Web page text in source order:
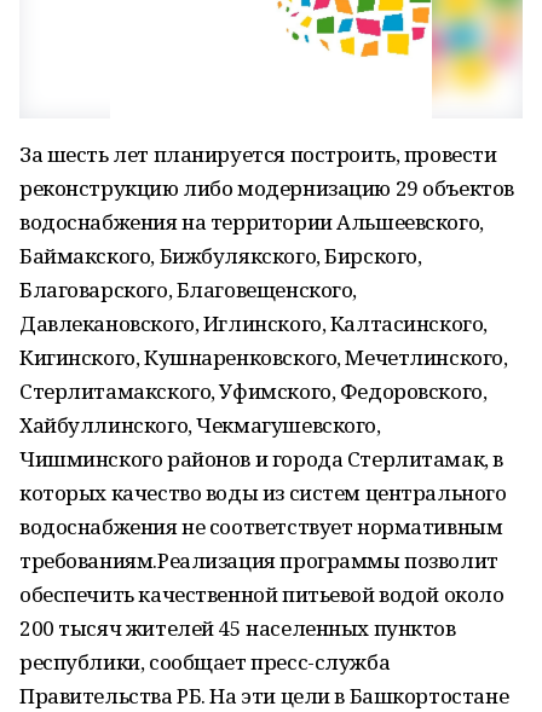
За шесть лет планируется построить, провести
реконструкцию либо модернизацию 29 объектов
водоснабжения на территории Альшеевского,
Баймакского, Бижбулякского, Бирского,
Благоварского, Благовещенского,
Давлекановского, Иглинского, Калтасинского,
Кигинского, Кушнаренковского, Мечетлинского,
Стерлитамакского, Уфимского, Федоровского,
Хайбуллинского, Чекмагушевского,
Чишминского районов и города Стерлитамак, в
которых качество воды из систем центрального
водоснабжения не соответствует нормативным
требованиям.Реализация программы позволит
обеспечить качественной питьевой водой около
200 тысяч жителей 45 населенных пунктов
республики, сообщает пресс-служба
Правительства РБ. На эти цели в Башкортостане